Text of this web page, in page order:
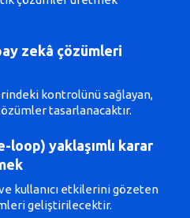
zekâ çözümleri
kontrolünü sağlayan,
tasarlanacaktır.
loop) yaklaşımlı karar
ve kullanıcı etkilerini gözeten
geliştirilecektir.